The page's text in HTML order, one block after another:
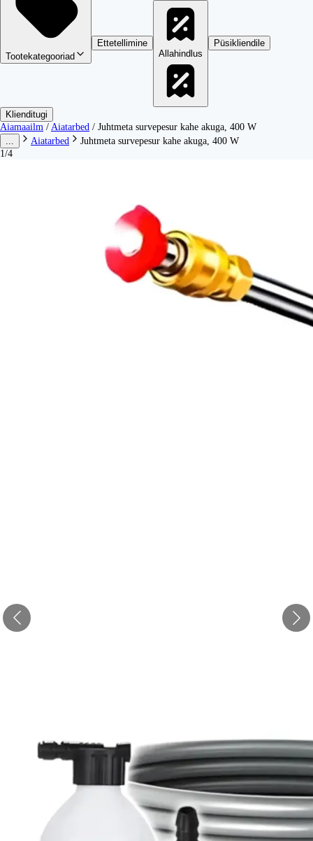
Tootekategooriad
Ettetellimine
Allahindlus
Püsikliendile
Klienditugi
Aiamaailm / Aiatarbed / Juhtmeta survepesur kahe akuga, 400 W
Aiatarbed
Juhtmeta survepesur kahe akuga, 400 W
1/4